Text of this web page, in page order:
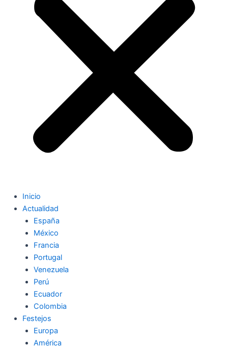
Inicio
Actualidad
España
México
Francia
Portugal
Venezuela
Perú
Ecuador
Colombia
Festejos
Europa
América